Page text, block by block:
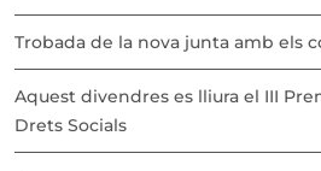
Trobada de la nova junta amb els
Aquest divendres es lliura el III
Drets Socials